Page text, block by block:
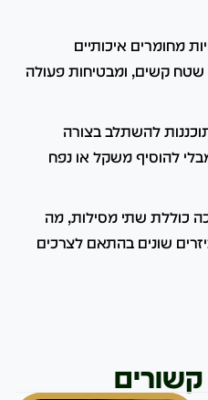
מחומרים איכותיים
שטח קשים, ומבטיחות פעולה
להשתלב בצורה
להוסיף משקל או נפח
כוללת שתי מסילות, מה
שונים בהתאם לצרכים